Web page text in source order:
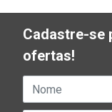
Cadastre-se
ofertas!